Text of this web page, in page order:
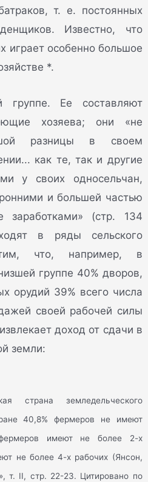
т. е. постоянных
Известно, что
играет особенно большое
*.
группе. Ее составляют
хозяева; они «не
разницы в своем
как те, так и другие
у своих односельчан,
и большей частью
заработками» (стр. 134
в ряды сельского
что, например, в
группе 40% дворов,
орудий 39% всего числа
своей рабочей силы
доход от сдачи в
земли:
страна земледельческого
40,8% фермеров не имеют
имеют не более 2-х
не более 4-х рабочих (Янсон,
т. II, стр. 22-23. Цитировано по